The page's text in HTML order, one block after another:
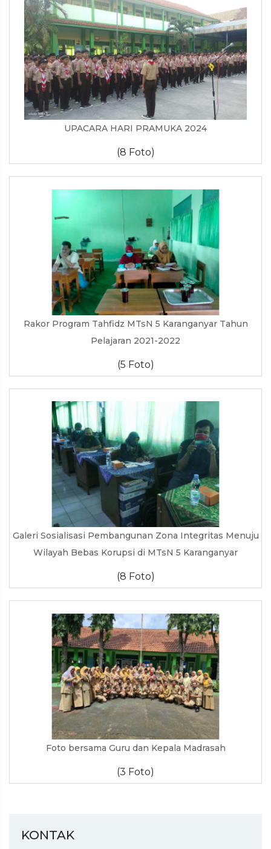
UPACARA HARI PRAMUKA 2024
(8 Foto)
Rakor Program Tahfidz MTsN 5 Karanganyar Tahun
Pelajaran 2021-2022
(5 Foto)
Galeri Sosialisasi Pembangunan Zona Integritas Menuju
Wilayah Bebas Korupsi di MTsN 5 Karanganyar
(8 Foto)
Foto bersama Guru dan Kepala Madrasah
(3 Foto)
KONTAK